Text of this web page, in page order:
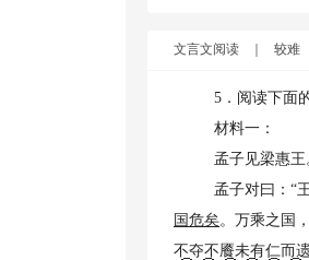
文言文阅读 ｜ 较难
5．阅读下面
材料一：
孟子见梁惠
孟子对曰：“
国危矣。万乘之国
不夺不餍未有仁而